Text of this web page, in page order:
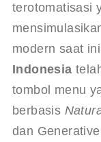
terotomatisasi
modern saat
Indonesia
tombol menu
berbasis
dan